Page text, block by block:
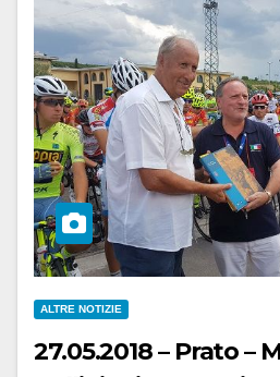
ALTRE NOTIZIE
27.05.2018 – Prato –